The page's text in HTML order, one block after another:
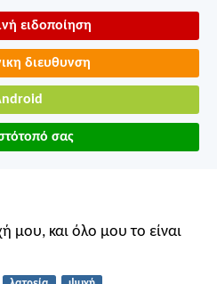
ειδοποίηση
διευθυνση
σας
μου, και όλο μου το είναι